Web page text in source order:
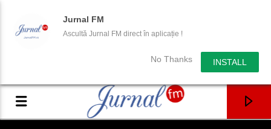
Jurnal FM
Ascultă Jurnal FM direct în aplicație !
No Thanks INSTALL